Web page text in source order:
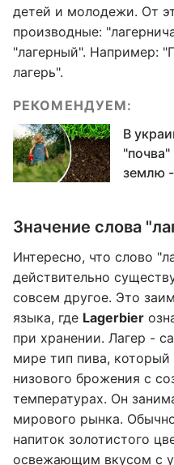
детей и молодежи. От
производные:
"лагерный". Например:
лагерь".
РЕКОМЕНДУЕМ:
В
"почва"
землю -
Значение слова
Интересно, что слово
действительно
совсем другое. Это
языка, где Lagerbier
при хранении. Лагер -
мире тип пива,
низового брожения с
температурах. Он
мирового рынка.
напиток золотистого
освежающим вкусом с